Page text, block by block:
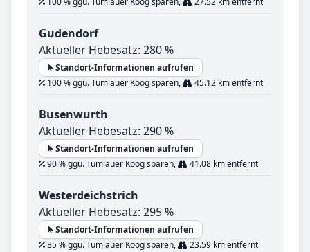
Gudendorf
Aktueller Hebesatz: 280 %
Standort-Informationen aufrufen
100 % ggü. Tümlauer Koog sparen,
45.12 km entfernt
Busenwurth
Aktueller Hebesatz: 290 %
Standort-Informationen aufrufen
90 % ggü. Tümlauer Koog sparen,
41.08 km entfernt
Westerdeichstrich
Aktueller Hebesatz: 295 %
Standort-Informationen aufrufen
85 % ggü. Tümlauer Koog sparen,
23.59 km entfernt